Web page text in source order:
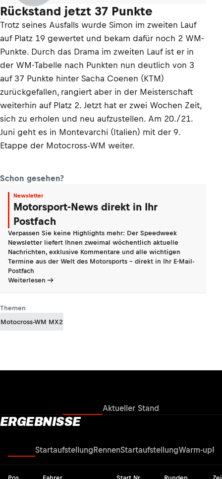
Rückstand jetzt 37 Punkte
Trotz seines Ausfalls wurde Simon im zweiten Lauf
auf Platz 19 gewertet und bekam dafür noch 2 WM-
Punkte. Durch das Drama im zweiten Lauf ist er in
der WM-Tabelle nach Punkten nun deutlich von 3
auf 37 Punkte hinter Sacha Coenen (KTM)
zurückgefallen, rangiert aber in der Meisterschaft
weiterhin auf Platz 2. Jetzt hat er zwei Wochen Zeit,
sich zu erholen und neu aufzustellen. Am 20./21.
Juni geht es in Montevarchi (Italien) mit der 9.
Etappe der Motocross-WM weiter.
Schon gesehen?
Newsletter
Motorsport-News direkt in Ihr
Postfach
Verpassen Sie keine Highlights mehr: Der Speedweek
Newsletter liefert Ihnen zweimal wöchentlich aktuelle
Nachrichten, exklusive Kommentare und alle wichtigen
Termine aus der Welt des Motorsports - direkt in Ihr E-Mail-
Postfach
Weiterlesen
Themen
Motocross-WM MX2
Aktueller Stand
ERGEBNISSE
StartaufstellungRennenStartaufstellungWarm-up